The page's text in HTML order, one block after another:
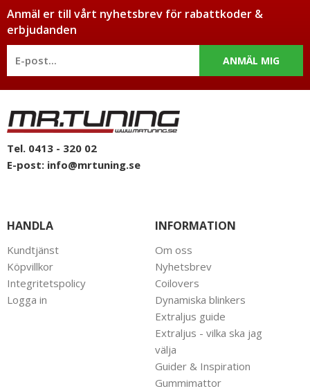
Anmäl er till vårt nyhetsbrev för rabattkoder &
erbjudanden
ANMÄL MIG
Tel. 0413 - 320 02
E-post: info@mrtuning.se
HANDLA
Kundtjänst
Köpvillkor
Integritetspolicy
Logga in
INFORMATION
Om oss
Nyhetsbrev
Coilovers
Dynamiska blinkers
Extraljus guide
Extraljus - vilka ska jag
välja
Guider & Inspiration
Gummimattor